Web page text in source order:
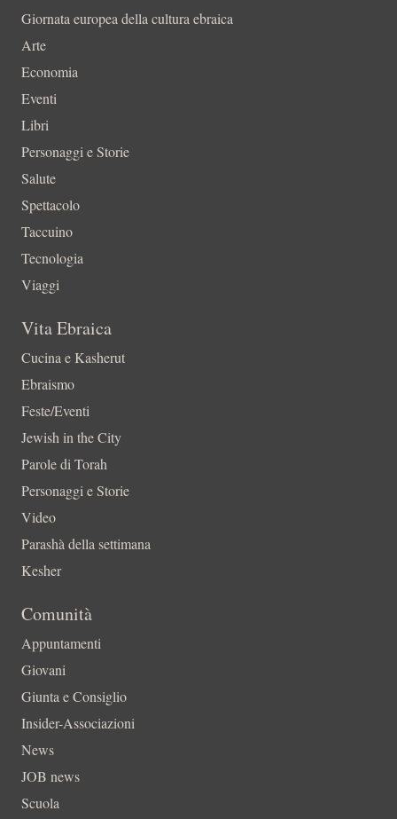
Giornata europea della cultura ebraica
Arte
Economia
Eventi
Libri
Personaggi e Storie
Salute
Spettacolo
Taccuino
Tecnologia
Viaggi
Vita Ebraica
Cucina e Kasherut
Ebraismo
Feste/Eventi
Jewish in the City
Parole di Torah
Personaggi e Storie
Video
Parashà della settimana
Kesher
Comunità
Appuntamenti
Giovani
Giunta e Consiglio
Insider-Associazioni
News
JOB news
Scuola